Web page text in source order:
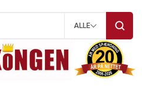
ALLE